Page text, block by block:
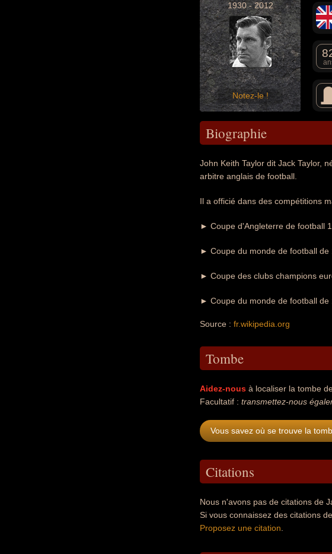
1930 - 2012
Notez-le !
Biographie
John Keith Taylor dit Jack Taylor,
arbitre anglais de football.
Il a officié dans des compétitions
► Coupe d'Angleterre de football
► Coupe du monde de football de
► Coupe des clubs champions
► Coupe du monde de football de
Source : fr.wikipedia.org
Tombe
Aidez-nous à localiser la tombe
Facultatif : transmettez-nous
Vous savez où se trouve la
Citations
Nous n'avons pas de citations de
Si vous connaissez des citations
Proposez une citation